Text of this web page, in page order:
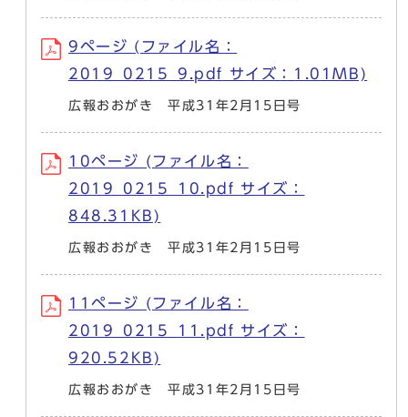
9ページ (ファイル名：
2019_0215_9.pdf サイズ：1.01MB)
広報おおがき 平成31年2月15日号
10ページ (ファイル名：
2019_0215_10.pdf サイズ：
848.31KB)
広報おおがき 平成31年2月15日号
11ページ (ファイル名：
2019_0215_11.pdf サイズ：
920.52KB)
広報おおがき 平成31年2月15日号